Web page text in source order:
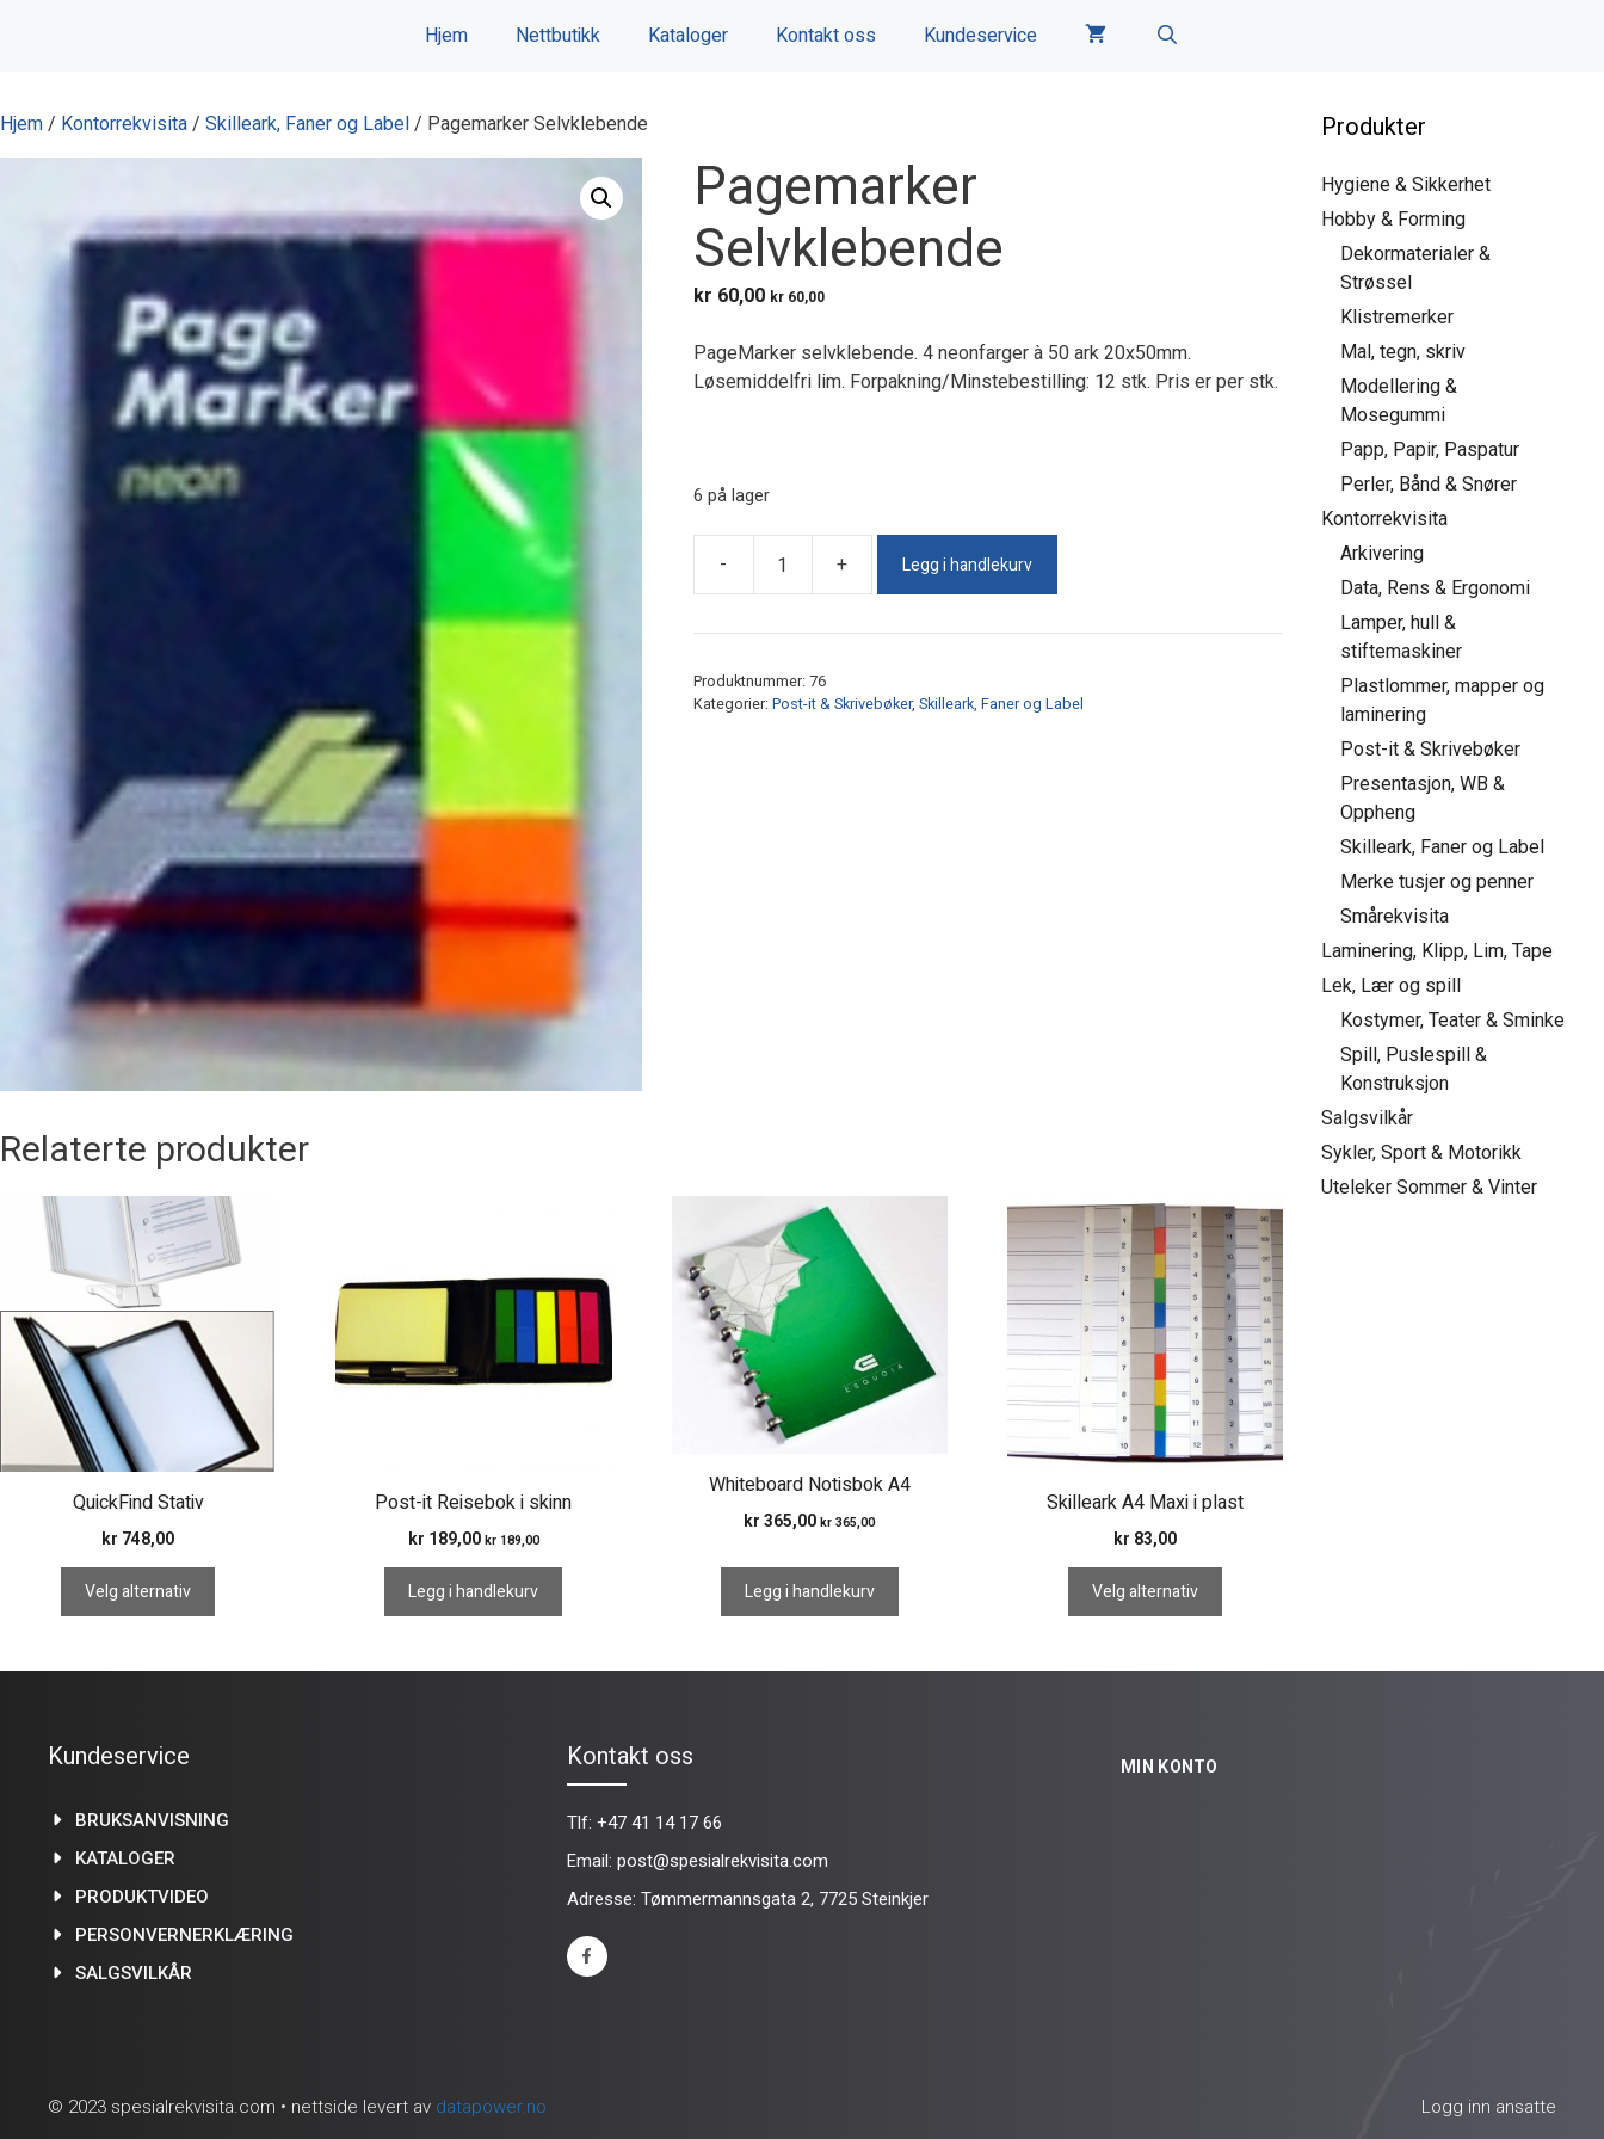
Hjem Nettbutikk Kataloger Kontakt oss Kundeservice
Hjem / Kontorrekvisita / Skilleark, Faner og Label / Pagemarker Selvklebende
Pagemarker
Selvklebende
kr 60,00 kr60,00
PageMarker selvklebende. 4 neonfarger à 50 ark 20x50mm.
Løsemiddelfri lim. Forpakning/Minstebestilling: 12 stk. Pris er per stk.
6 på lager
-
Pagemarker
antall
+ Legg i handlekurv
Produktnummer: 76
Kategorier: Post-it & Skrivebøker, Skilleark, Faner og Label
Relaterte produkter
QuickFind Stativ
kr 748,00
Velg alternativ
Dette
produktet
varianter.
Alternativene
velges
produktsiden
Post-it Reisebok i skinn
kr 189,00 kr189,00
Legg i handlekurv
Whiteboard Notisbok A4
kr 365,00 kr 365,00
Legg i handlekurv
Skilleark A4 Maxi i plast
kr 83,00
Velg alternativ
Dette
produktet
flere
varianter.
Alternativene
velges
produktsiden
Produkter
Hygiene & Sikkerhet
Hobby & Forming
Dekormaterialer &
Strøssel
Klistremerker
Mal, tegn, skriv
Modellering &
Mosegummi
Papp, Papir, Paspatur
Perler, Bånd & Snører
Kontorrekvisita
Arkivering
Data, Rens & Ergonomi
Lamper, hull &
stiftemaskiner
Plastlommer, mapper og
laminering
Post-it & Skrivebøker
Presentasjon, WB &
Oppheng
Skilleark, Faner og Label
Merke tusjer og penner
Smårekvisita
Laminering, Klipp, Lim, Tape
Lek, Lær og spill
Kostymer, Teater & Sminke
Spill, Puslespill &
Konstruksjon
Salgsvilkår
Sykler, Sport & Motorikk
Uteleker Sommer & Vinter
Kundeservice
BRUKSANVISNING
KATALOGER
PRODUKTVIDEO
PERSONVERNERKLÆRING
SALGSVILKÅR
Kontakt oss
Tlf: +47 41 14 17 66
Email: post@spesialrekvisita.com
Adresse: Tømmermannsgata 2, 7725 Steinkjer
MIN KONTO
© 2023 spesialrekvisita.com • nettside levert av datapower.no Logg inn ansatte